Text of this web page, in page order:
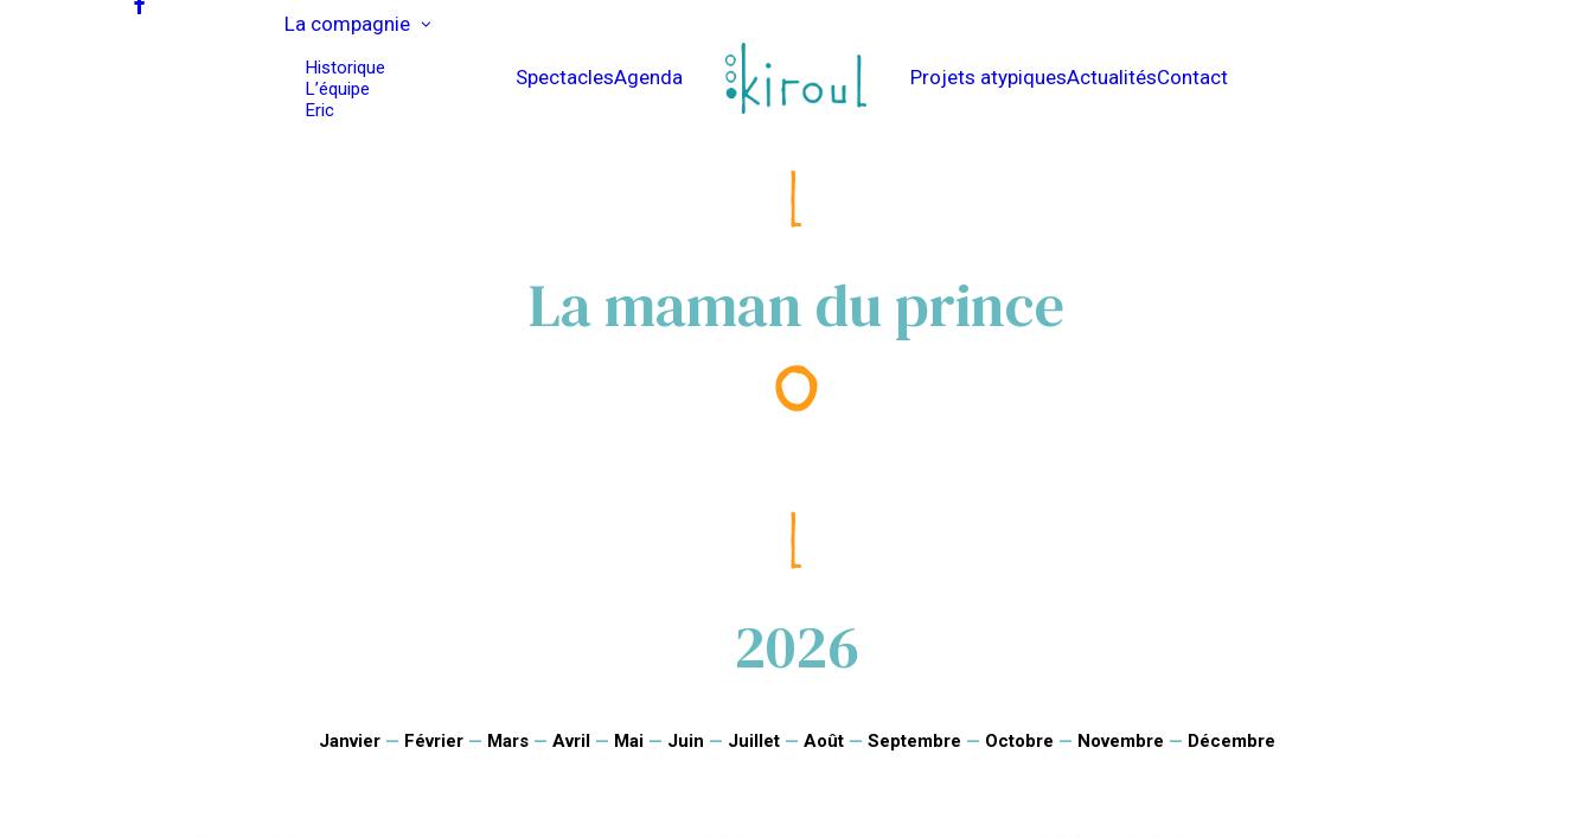
La compagnie
Historique
L’équipe
Eric
SpectaclesAgenda Projets atypiquesActualitésContact
La maman du prince
2026
Janvier— Février— Mars— Avril— Mai— Juin — Juillet— Août— Septembre — Octobre — Novembre — Décembre